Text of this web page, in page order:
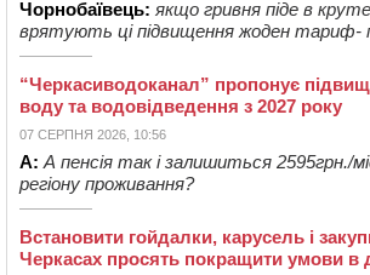
Чорнобаївець: якщо гривня піде в
врятують ці підвищення жоден тариф-
“Черкасиводоканал” пропонує
воду та водовідведення з 2027 року
07 СЕРПНЯ 2026, 10:56
А: А пенсія так і залишиться 2595грн./
регіону проживання?
Встановити гойдалки, карусель і
Черкасах просять покращити умови в